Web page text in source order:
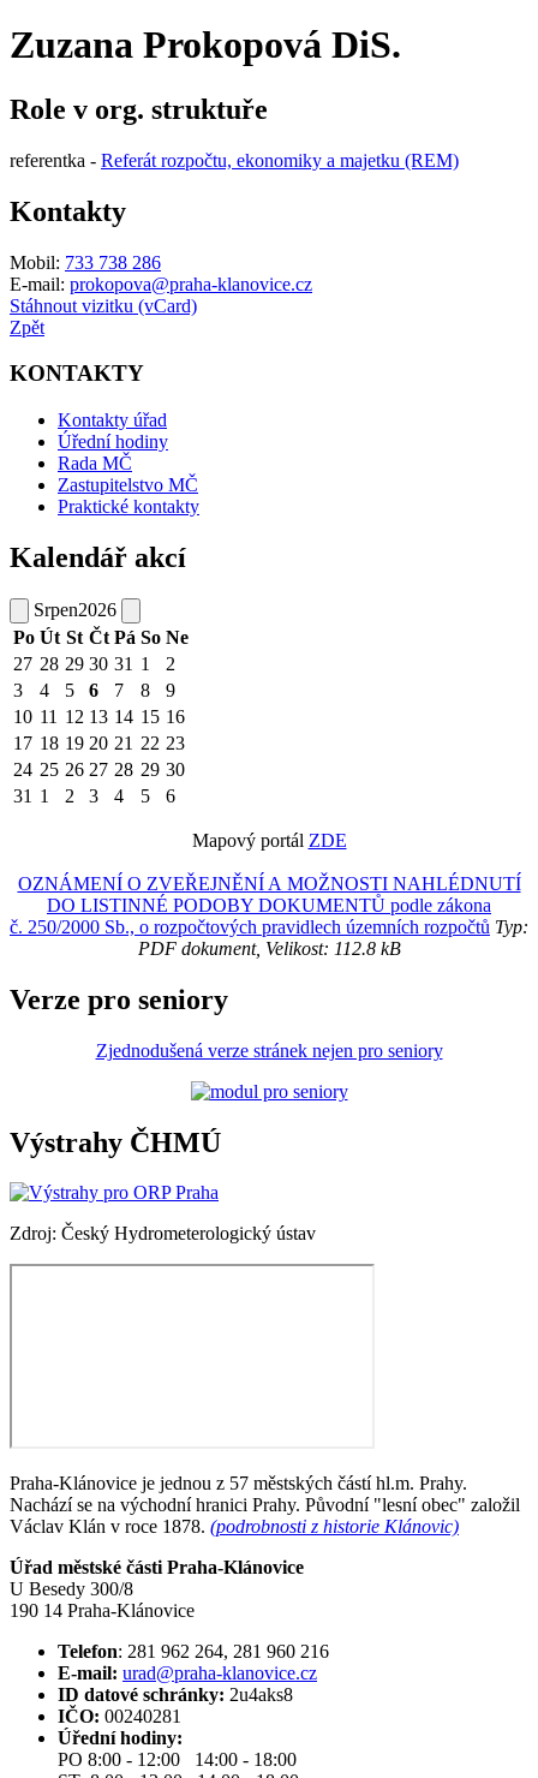
Zuzana Prokopová DiS.
Role v org. struktuře
referentka - Referát rozpočtu, ekonomiky a majetku (REM)
Kontakty
Mobil: 733 738 286
E-mail: prokopova@praha-klanovice.cz
Stáhnout vizitku (vCard)
Zpět
KONTAKTY
Kontakty úřad
Úřední hodiny
Rada MČ
Zastupitelstvo MČ
Praktické kontakty
Kalendář akcí
Srpen2026
Po Út St Čt Pá So Ne
27 28 29 30 31 1
2
3
4 5 6 7 8
9
10 11 12 13 14 15 16
17 18 19 20 21 22 23
24 25 26 27 28 29 30
31 1 2 3 4 5 6
Mapový portál ZDE
OZNÁMENÍ O ZVEŘEJNĚNÍ A MOŽNOSTI NAHLÉDNUTÍ
DO LISTINNÉ PODOBY DOKUMENTŮ podle zákona
č. 250/2000 Sb., o rozpočtových pravidlech územních rozpočtů Typ:
PDF dokument, Velikost: 112.8 kB
Verze pro seniory
Zjednodušená verze stránek nejen pro seniory
Výstrahy ČHMÚ
Zdroj: Český Hydrometerologický ústav
Praha-Klánovice je jednou z 57 městských částí hl.m. Prahy.
Nachází se na východní hranici Prahy. Původní "lesní obec" založil
Václav Klán v roce 1878. (podrobnosti z historie Klánovic)
Úřad městské části Praha-Klánovice
U Besedy 300/8
190 14 Praha-Klánovice
Telefon: 281 962 264, 281 960 216
E-mail: urad@praha-klanovice.cz
ID datové schránky: 2u4aks8
IČO: 00240281
Úřední hodiny:
PO 8:00 - 12:00 14:00 - 18:00